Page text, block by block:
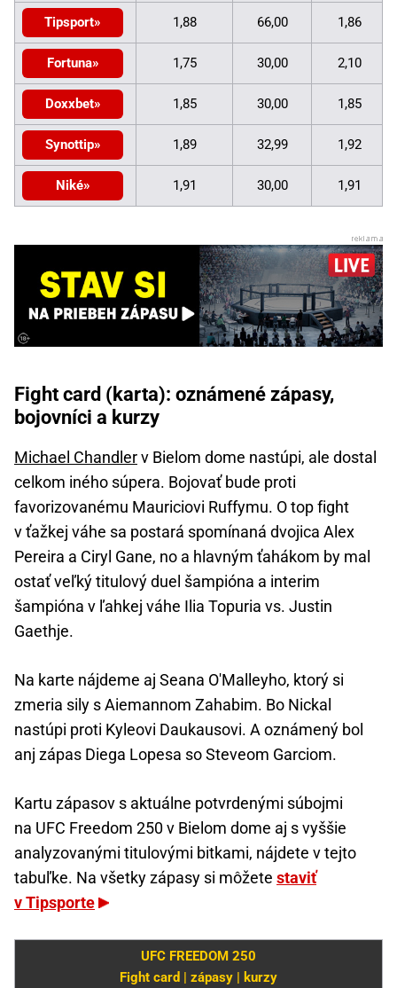
Tipsport 1,88 66,00 1,86
Fortuna 1,75 30,00 2,10
Doxxbet 1,85 30,00 1,85
Synottip 1,89 32,99 1,92
Niké 1,91 30,00 1,91
Fight card (karta): oznámené zápasy,
bojovníci a kurzy
Michael Chandlerv Bielom dome nastúpi, ale dostal
celkom iného súpera. Bojovať bude proti
favorizovanému Mauriciovi Ruffymu. O top fight
v ťažkej váhe sa postará spomínaná dvojica Alex
Pereira a Ciryl Gane, no a hlavným ťahákom by mal
ostať veľký titulový duel šampióna a interim
šampióna v ľahkej váhe Ilia Topuria vs. Justin
Gaethje.
Na karte nájdeme aj Seana O'Malleyho, ktorý si
zmeria sily s Aiemannom Zahabim. Bo Nickal
nastúpi proti Kyleovi Daukausovi. A oznámený bol
anj zápas Diega Lopesa so Steveom Garciom.
Kartu zápasov s aktuálne potvrdenými súbojmi
na UFC Freedom 250 v Bielom dome aj s vyššie
analyzovanými titulovými bitkami, nájdete v tejto
tabuľke. Na všetky zápasy si môžete staviť
v Tipsporte
UFC FREEDOM 250
Fight card | zápasy | kurzy